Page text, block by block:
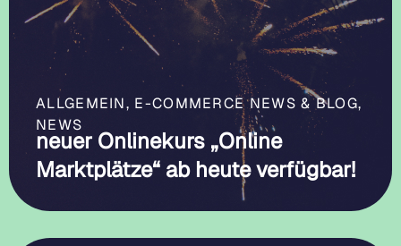
ALLGEMEIN, E-COMMERCE NEWS & BLOG,
NEWS
neuer Onlinekurs „Online
Marktplätze“ ab heute verfügbar!